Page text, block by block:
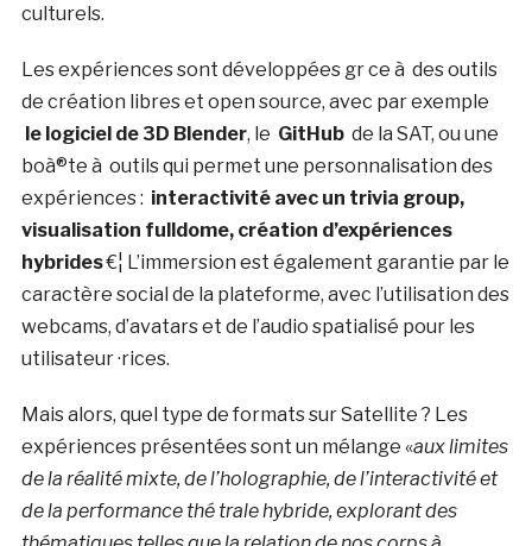
culturels.
Les expériences sont développées gr ce à des outils
de création libres et open source, avec par exemple
le logiciel de 3D Blender, le GitHub de la SAT, ou une
boà®te à outils qui permet une personnalisation des
expériences : interactivité avec un trivia group,
visualisation fulldome, création d’expériences
hybrides€¦ L’immersion est également garantie par le
caractère social de la plateforme, avec l’utilisation des
webcams, d’avatars et de l’audio spatialisé pour les
utilisateur ·rices.
Mais alors, quel type de formats sur Satellite ? Les
expériences présentées sont un mélange «aux limites
de la réalité mixte, de l’holographie, de l’interactivité et
de la performance thé trale hybride, explorant des